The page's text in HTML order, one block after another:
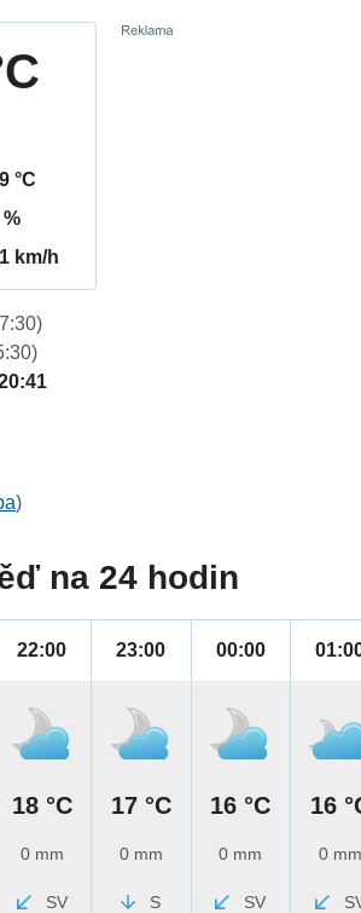
°C
%
km/h
)
na 24 hodin
22:00
18 °C
0 mm
SV
23:00
17 °C
0 mm
S
00:00
16 °C
0 mm
SV
16
0 mm